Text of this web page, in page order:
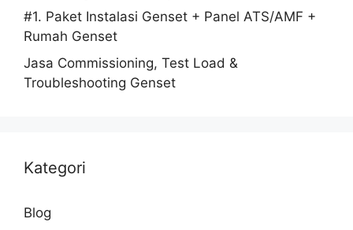
#1. Paket Instalasi Genset + Panel ATS/AMF +
Rumah Genset
Jasa Commissioning, Test Load &
Troubleshooting Genset
Kategori
Blog